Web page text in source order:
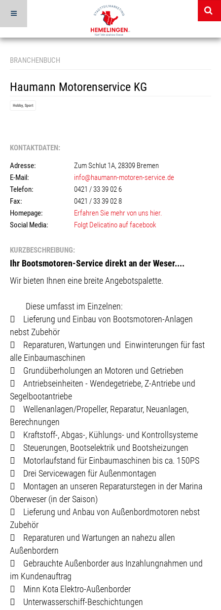
BRANCHENBUCH
Haumann Motorenservice KG
Hobby, Sport
KONTAKTDATEN:
Adresse:
Zum Schlut 1A, 28309 Bremen
E-Mail:
info@haumann-motoren-service.de
Telefon:
0421 / 33 39 02 6
Fax:
0421 / 33 39 02 8
Homepage:
Erfahren Sie mehr von uns hier.
Social Media:
Folgt Delicatino auf facebook
KURZBESCHREIBUNG:
Ihr Bootsmotoren-Service direkt an der Weser....
Wir bieten Ihnen eine breite Angebotspalette.
Diese umfasst im Einzelnen:
 Lieferung und Einbau von Bootsmotoren-Anlagen
nebst Zubehör
 Reparaturen, Wartungen und Einwinterungen für fast
alle Einbaumaschinen
 Grundüberholungen an Motoren und Getrieben
 Antriebseinheiten - Wendegetriebe, Z-Antriebe und
Segelbootantriebe
 Wellenanlagen/Propeller, Reparatur, Neuanlagen,
Berechnungen
 Kraftstoff-, Abgas-, Kühlungs- und Kontrollsysteme
 Steuerungen, Bootselektrik und Bootsheizungen
 Motorlaufstand für Einbaumaschinen bis ca. 150PS
 Drei Servicewagen für Außenmontagen
 Montagen an unseren Reparaturstegen in der Marina
Oberweser (in der Saison)
 Lieferung und Anbau von Außenbordmotoren nebst
Zubehör
 Reparaturen und Wartungen an nahezu allen
Außenbordern
 Gebrauchte Außenborder aus Inzahlungnahmen und
im Kundenauftrag
 Minn Kota Elektro-Außenborder
 Unterwasserschiff-Beschichtungen